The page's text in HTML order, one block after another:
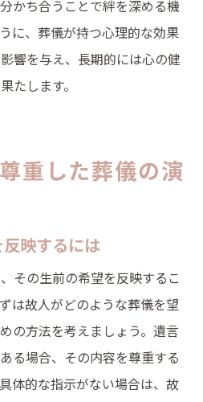
かち合うことで絆を深める機
に、葬儀が持つ心理的な効果
響を与え、長期的には心の健
たします。
重した葬儀の演
映するには
その生前の希望を反映するこ
は故人がどのような葬儀を望
の方法を考えましょう。遺言
る場合、その内容を尊重する
体的な指示がない場合は、故